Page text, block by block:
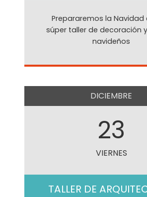
Prepararemos la Navidad
súper taller de decoración
navideños
DICIEMBRE
23
VIERNES
TALLER DE